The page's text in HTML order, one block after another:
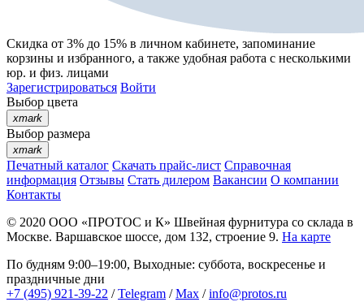
Скидка от 3% до 15% в личном кабинете, запоминание
корзины и избранного, а также удобная работа с несколькими
юр. и физ. лицами
Зарегистрироваться Войти
Выбор цвета
xmark
Выбор размера
xmark
Печатный каталог Скачать прайс-лист Справочная
информация Отзывы Стать дилером Вакансии О компании
Контакты
© 2020 ООО «ПРОТОС и К» Швейная фурнитура со склада в
Москве. Варшавское шоссе, дом 132, строение 9. На карте
По будням 9:00–19:00, Выходные: суббота, воскресенье и
праздничные дни
+7 (495) 921-39-22 /Telegram /Max /info@protos.ru